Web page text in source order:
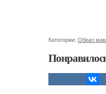
Категории: Образ